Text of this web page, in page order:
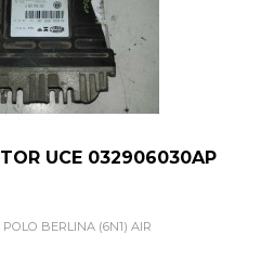
UCE 032906030AP
BERLINA (6N1) AIR